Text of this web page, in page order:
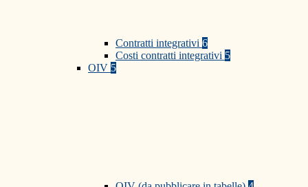
Contratti integrativi 6
Costi contratti integrativi 5
OIV 5